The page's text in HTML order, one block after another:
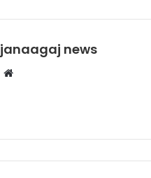
janaagaj news
Website